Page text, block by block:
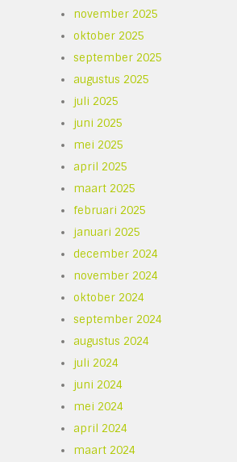
november 2025
oktober 2025
september 2025
augustus 2025
juli 2025
juni 2025
mei 2025
april 2025
maart 2025
februari 2025
januari 2025
december 2024
november 2024
oktober 2024
september 2024
augustus 2024
juli 2024
juni 2024
mei 2024
april 2024
maart 2024